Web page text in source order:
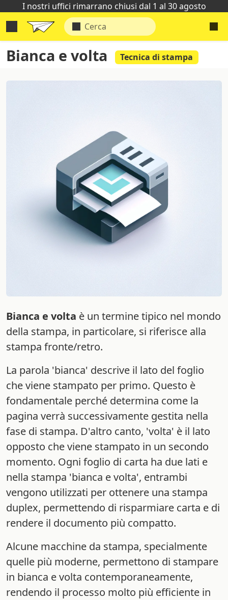
I nostri uffici rimarrano chiusi dal 1 al 30 agosto
Bianca e volta Tecnica di stampa
Bianca e volta è un termine tipico nel mondo
della stampa, in particolare, si riferisce alla
stampa fronte/retro.
La parola 'bianca' descrive il lato del foglio
che viene stampato per primo. Questo è
fondamentale perché determina come la
pagina verrà successivamente gestita nella
fase di stampa. D'altro canto, 'volta' è il lato
opposto che viene stampato in un secondo
momento. Ogni foglio di carta ha due lati e
nella stampa 'bianca e volta', entrambi
vengono utilizzati per ottenere una stampa
duplex, permettendo di risparmiare carta e di
rendere il documento più compatto.
Alcune macchine da stampa, specialmente
quelle più moderne, permettono di stampare
in bianca e volta contemporaneamente,
rendendo il processo molto più efficiente in